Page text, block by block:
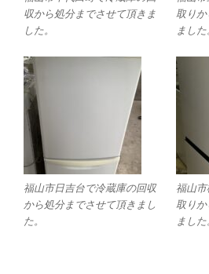
収から処分までさせて頂きま
した。
取りか
ました
福山市日吉台で冷蔵庫の回収
から処分までさせて頂きまし
た。
福山
取りか
ました